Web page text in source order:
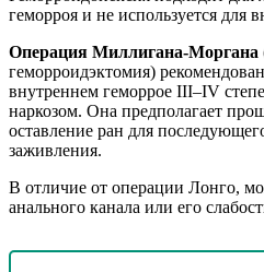
геморроя и не используется для
Операция Миллигана-Моргана
геморроидэктомия)
внутреннем геморрое III–IV
наркозом. Она предполагает
оставление ран для
заживления.
В отличие от операции Лонго,
анального канала или его